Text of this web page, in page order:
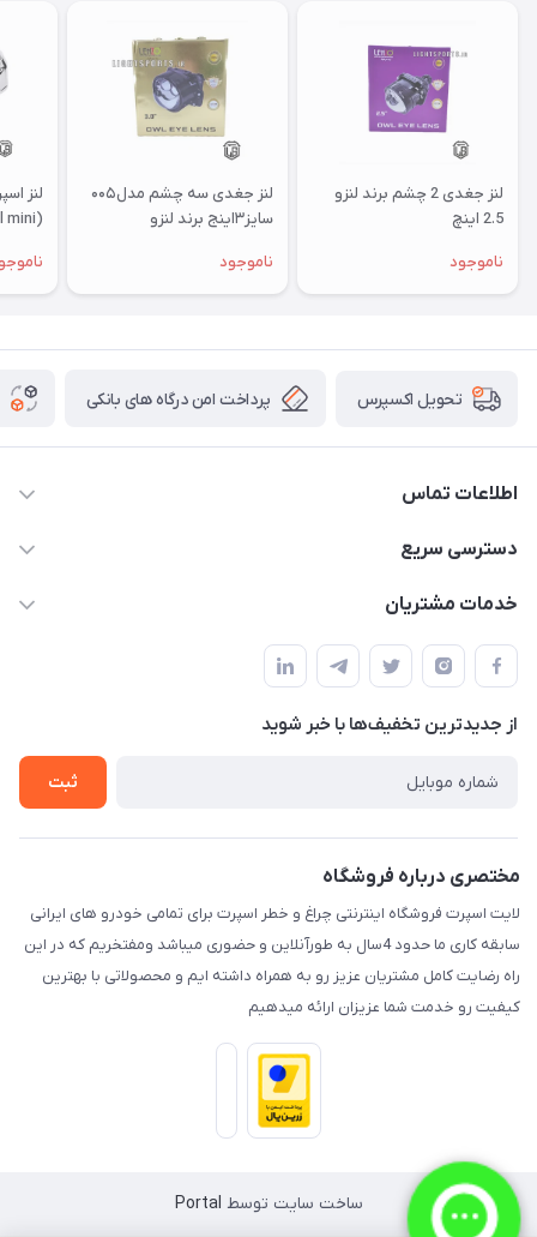
لنز جغدی 2 چشم برند لنزو
2.5 اینچ
ناموجود
لنز جغدی سه چشم مدل۰۰۵
سایز۳اینج برند لنزو
ناموجود
(general mini)
تحویل اکسپرس پرداخت امن درگاه های بانکی
اطلاعات تماس
09012926386
دسترسی سریع
حساب کاربری
لیست محصولات
درباره ما
خدمات مشتریان
قوانین و مقررات
حریم خصوصی
راهنما
از جدید‌ترین تخفیف‌ها با‌ خبر شوید
ثبت
مختصری درباره فروشگاه
لایت اسپرت فروشگاه اینترنتی چراغ و خطر اسپرت برای تمامی خودرو های ایرانی
سابقه کاری ما حدود 4سال به طورآنلاین و حضوری میباشد ومفتخریم که در این
راه رضایت کامل مشتریان عزیز رو به همراه داشته ایم و محصولاتی با بهترین
کیفیت رو خدمت شما عزیزان ارائه میدهیم
ساخت سایت توسط Portal